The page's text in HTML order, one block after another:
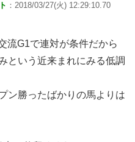
：2018/03/27(火) 12:29:10.70
流G1で連対が条件だから
という近来まれにみる低調
ン勝ったばかりの馬よりは